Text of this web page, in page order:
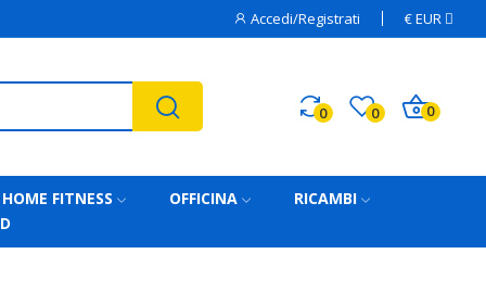
Accedi/Registrati €EUR
0 0 0
HOME FITNESS OFFICINA
RICAMBI